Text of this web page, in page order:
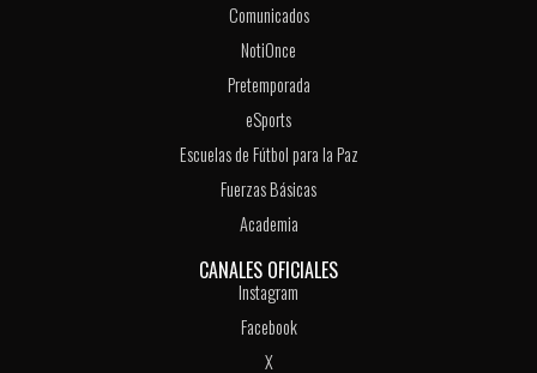
Comunicados
NotiOnce
Pretemporada
eSports
Escuelas de Fútbol para la Paz
Fuerzas Básicas
Academia
CANALES OFICIALES
Instagram
Facebook
X